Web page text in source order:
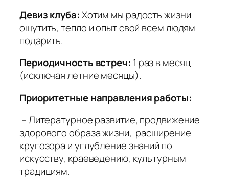
Девиз клуба:Хотим мы радость жизни
ощутить, тепло и опыт свой всем людям
подарить.
Периодичность встреч: 1 раз в месяц
(исключая летние месяцы).
Приоритетные направления работы:
– Литературное развитие, продвижение
здорового образа жизни, расширение
кругозора и углубление знаний по
искусству, краеведению, культурным
традициям.